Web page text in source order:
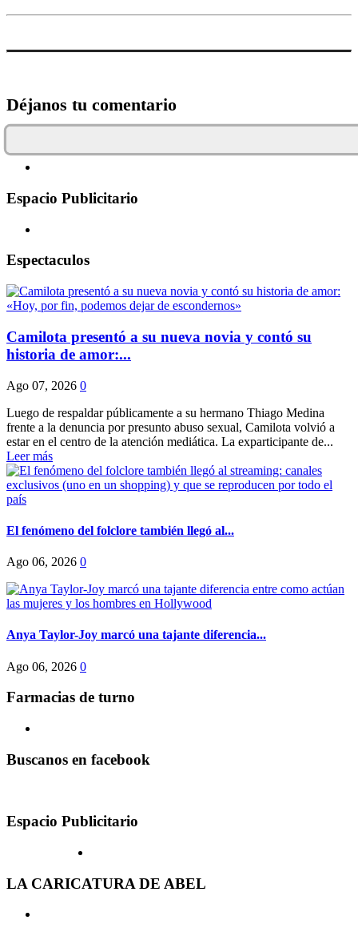
Déjanos tu comentario
Espacio Publicitario
Espectaculos
Camilota presentó a su nueva novia y contó su
historia de amor:...
Ago 07, 2026 0
Luego de respaldar públicamente a su hermano Thiago Medina
frente a la denuncia por presunto abuso sexual, Camilota volvió a
estar en el centro de la atención mediática. La exparticipante de...
Leer más
El fenómeno del folclore también llegó al...
Ago 06, 2026 0
Anya Taylor-Joy marcó una tajante diferencia...
Ago 06, 2026 0
Farmacias de turno
Buscanos en facebook
Espacio Publicitario
LA CARICATURA DE ABEL